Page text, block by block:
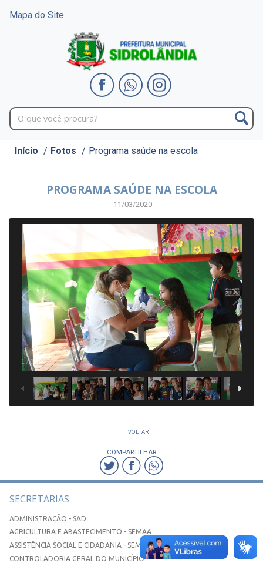
Mapa do Site
Início / Fotos / Programa saúde na escola
PROGRAMA SAÚDE NA ESCOLA
11/03/2020
1 /31
VOLTAR
COMPARTILHAR
SECRETARIAS
ADMINISTRAÇÃO - SAD
AGRICULTURA E ABASTECIMENTO - SEMAA
ASSISTÊNCIA SOCIAL E CIDADANIA - SEMASC
CONTROLADORIA GERAL DO MUNICÍPIO